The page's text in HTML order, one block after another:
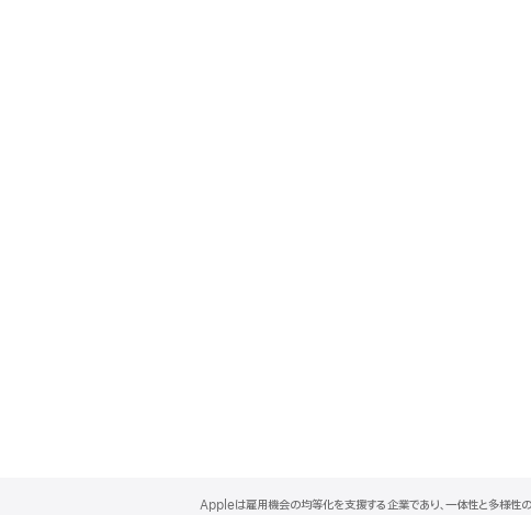
p
Appleは雇用機会の均等化を支援する企業であり、一体性と多様性